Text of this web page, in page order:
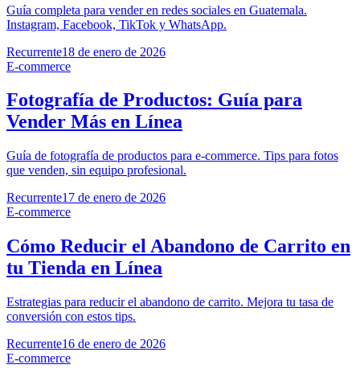
Guía completa para vender en redes sociales en Guatemala.
Instagram, Facebook, TikTok y WhatsApp.
Recurrente18 de enero de 2026
E-commerce
Fotografía de Productos: Guía para
Vender Más en Línea
Guía de fotografía de productos para e-commerce. Tips para fotos
que venden, sin equipo profesional.
Recurrente17 de enero de 2026
E-commerce
Cómo Reducir el Abandono de Carrito en
tu Tienda en Línea
Estrategias para reducir el abandono de carrito. Mejora tu tasa de
conversión con estos tips.
Recurrente16 de enero de 2026
E-commerce